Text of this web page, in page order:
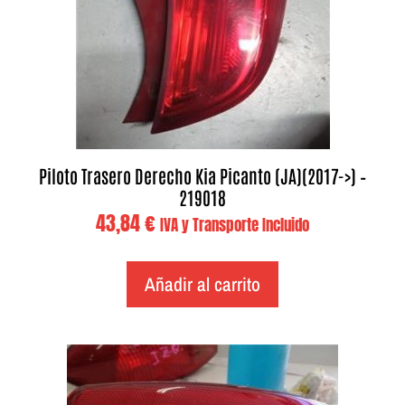
Piloto Trasero Derecho Kia Picanto (JA)(2017->) –
219018
43,84€ IVA y Transporte Incluido
Añadir al carrito